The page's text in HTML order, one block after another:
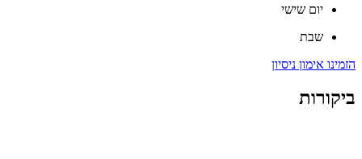
יום שישי
שבת
הזמינו אימון ניסיון
ביקורות